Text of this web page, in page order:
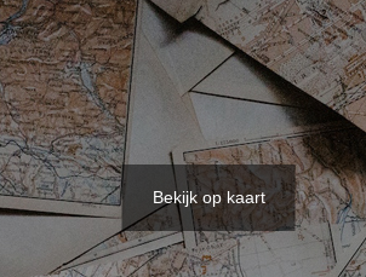
Bekijk op kaart